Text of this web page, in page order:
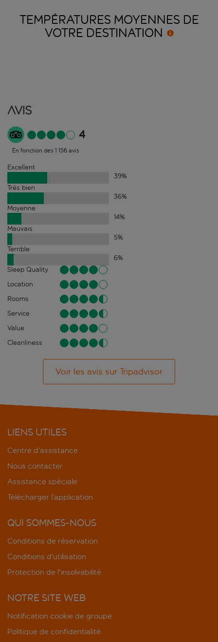
TEMPÉRATURES MOYENNES DE
VOTRE DESTINATION
Avis
4
En fonction des 1 156 avis
Excellent
39%
Très bien
36%
Moyenne
14%
Mauvais
5%
Terrible
6%
Sleep Quality
Location
Rooms
Service
Value
Cleanliness
Voir les avis sur Tripadvisor
LIENS UTILES
Centre d’assistance
Nous contacter
Assistance spéciale
Télécharger l’application
QUI SOMMES-NOUS
Conditions de réservation
Conditions d’utilisation
Protection de l'insolvabilité
NOTRE SITE WEB
Notification cookie de groupe
Politique de confidentialité